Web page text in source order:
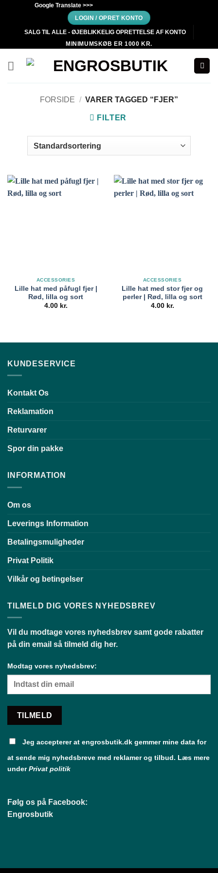
indhold
Google Translate >>>
LOGIN / OPRET KONTO
SALG TIL ALLE - ØJEBLIKKELIG OPRETTELSE AF KONTO
MINIMUMSKØB ER 1000 KR.
FORSIDE / VARER TAGGED “FJER”
FILTER
ACCESSORIES
Lille hat med påfugl fjer |
Rød, lilla og sort
4.00 kr.
ACCESSORIES
Lille hat med stor fjer og
perler | Rød, lilla og sort
4.00 kr.
KUNDESERVICE
Kontakt Os
Reklamation
Returvarer
Spor din pakke
INFORMATION
Om os
Leverings Information
Betalingsmuligheder
Privat Politik
Vilkår og betingelser
TILMELD DIG VORES NYHEDSBREV
Vil du modtage vores nyhedsbrev samt gode rabatter
på din email så tilmeld dig her.
Modtag vores nyhedsbrev:
Jeg accepterer at engrosbutik.dk gemmer mine data for
at sende mig nyhedsbreve med reklamer og tilbud. Læs mere
underPrivat politik
Følg os på Facebook:
Engrosbutik